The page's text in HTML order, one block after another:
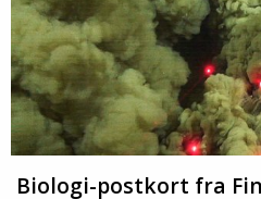
Biologi-postkort fra